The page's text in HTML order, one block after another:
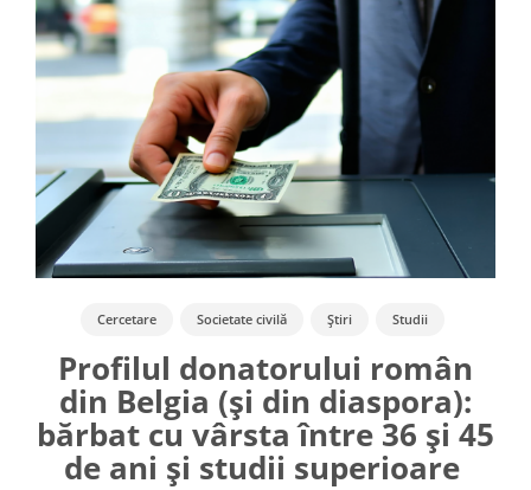
Cercetare Societate civilă Știri Studii
Profilul donatorului român
din Belgia (și din diaspora):
bărbat cu vârsta între 36 și 45
de ani și studii superioare